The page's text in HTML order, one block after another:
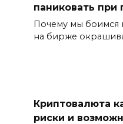
паниковать при
Почему мы боимся
на бирже
Криптовалюта
риски и